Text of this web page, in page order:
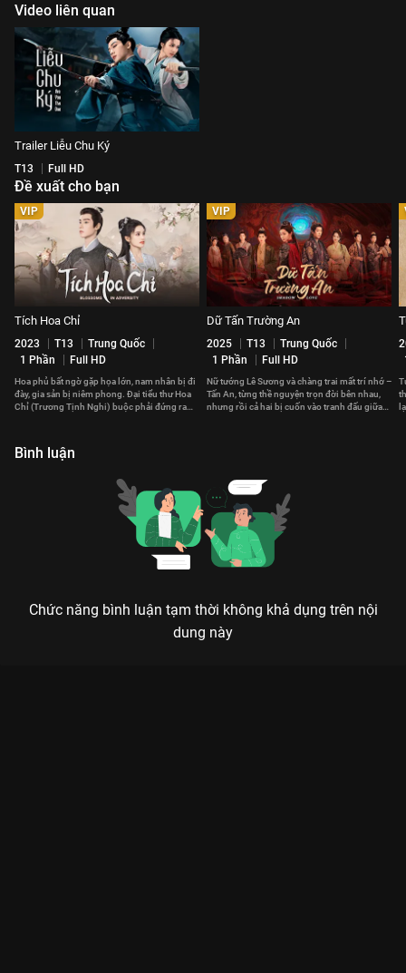
Video liên quan
Trailer Liễu Chu Ký
T13 Full HD
Đề xuất cho bạn
VIP
Tích Hoa Chỉ
2023 T13
Trung Quốc
1 Phần
Full HD
Hoa phủ bất ngờ gặp họa lớn, nam nhân bị đi
đày, gia sản bị niêm phong. Đại tiểu thư Hoa
Chỉ (Trương Tịnh Nghi) buộc phải đứng ra
VIP
Dữ Tấn Trường An
2025 T13
Trung Quốc
1 Phần
Full HD
Nữ tướng Lê Sương và chàng trai mất trí nhớ –
Tấn An, từng thề nguyện trọn đời bên nhau,
nhưng rồi cả hai bị cuốn vào tranh đấu giữa
Bình luận
Chức năng bình luận tạm thời không khả dụng trên nội
dung này